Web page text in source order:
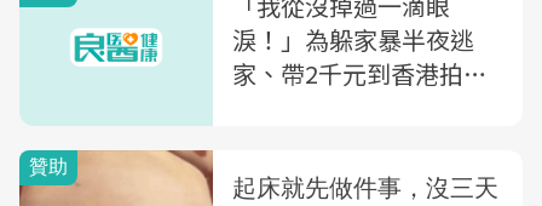
淚！」為躲家暴半夜逃
家、帶2千元到香港拍三